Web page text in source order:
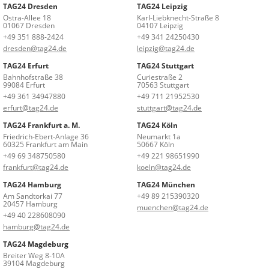
TAG24 Dresden
Ostra-Allee 18
01067 Dresden
+49 351 888-2424
dresden@tag24.de
TAG24 Leipzig
Karl-Liebknecht-Straße 8
04107 Leipzig
+49 341 24250430
leipzig@tag24.de
TAG24 Erfurt
Bahnhofstraße 38
99084 Erfurt
+49 361 34947880
erfurt@tag24.de
TAG24 Stuttgart
Curiestraße 2
70563 Stuttgart
+49 711 21952530
stuttgart@tag24.de
TAG24 Frankfurt a. M.
Friedrich-Ebert-Anlage 36
60325 Frankfurt am Main
+49 69 348750580
frankfurt@tag24.de
TAG24 Köln
Neumarkt 1a
50667 Köln
+49 221 98651990
koeln@tag24.de
TAG24 Hamburg
Am Sandtorkai 77
20457 Hamburg
+49 40 228608090
hamburg@tag24.de
TAG24 München
+49 89 215390320
muenchen@tag24.de
TAG24 Magdeburg
Breiter Weg 8-10A
39104 Magdeburg